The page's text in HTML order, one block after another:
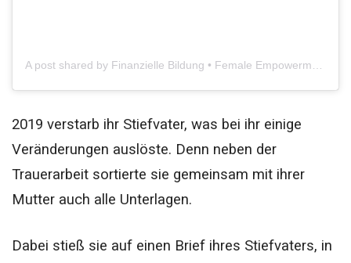
A post shared by Finanzielle Bildung • Female Empowerment (@lena_petrides)
2019 verstarb ihr Stiefvater, was bei ihr einige
Veränderungen auslöste. Denn neben der
Trauerarbeit sortierte sie gemeinsam mit ihrer
Mutter auch alle Unterlagen.
Dabei stieß sie auf einen Brief ihres Stiefvaters, in